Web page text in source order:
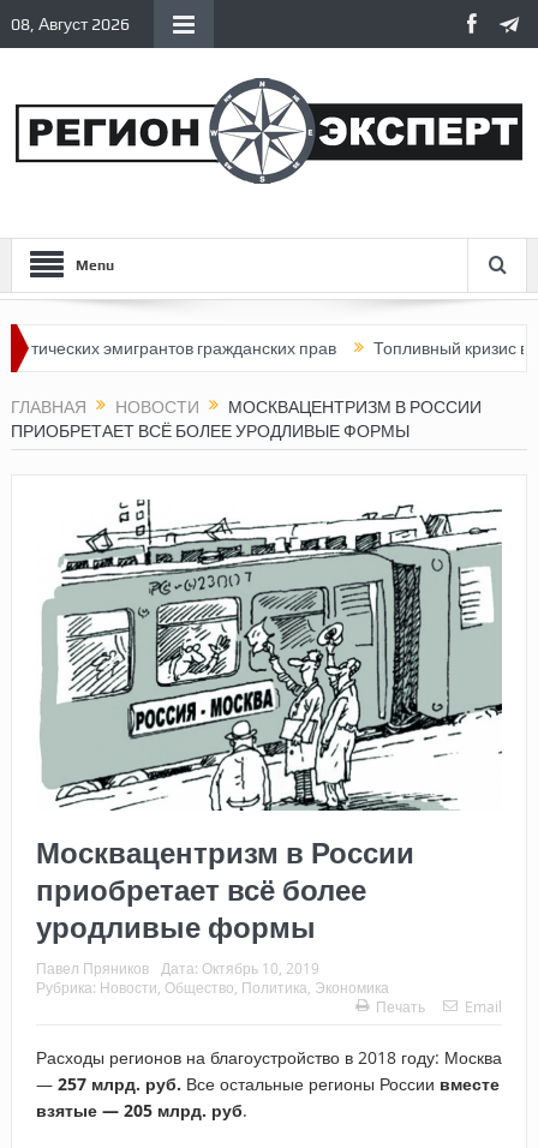
08, Август 2026
Menu
эмигрантов гражданских прав Топливный кризис в
ГЛАВНАЯ НОВОСТИ
МОСКВАЦЕНТРИЗМ В РОССИИ
ПРИОБРЕТАЕТ ВСЁ БОЛЕЕ УРОДЛИВЫЕ ФОРМЫ
Москвацентризм в России
приобретает всё более
уродливые формы
Павел Пряников Дата: Октябрь 10, 2019
Рубрика: Новости Общество Политика Экономика
Печать
Email
Расходы регионов на благоустройство в 2018 году: Москва
— 257 млрд. руб. Все остальные регионы России вместе
взятые — 205 млрд. руб.